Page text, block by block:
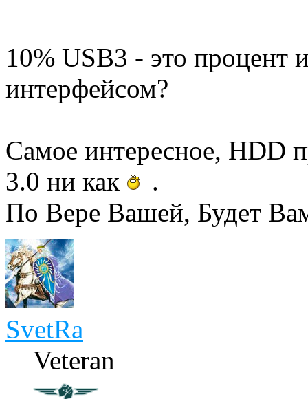
10% USB3 - это процент
интерфейсом?
Самое интересное, HDD
3.0 ни как
.
По Вере Вашей, Будет
SvetRa
Veteran